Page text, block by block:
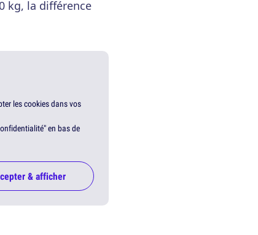
kg, la différence
les cookies dans vos
en bas de
& afficher